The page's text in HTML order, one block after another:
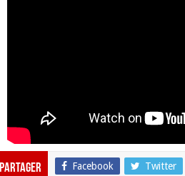
Partager Facebook Twitter